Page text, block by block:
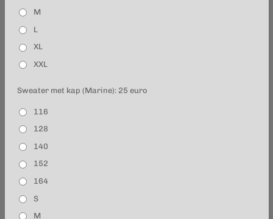
M
L
XL
XXL
Sweater met kap (Marine): 25 euro
116
128
140
152
164
S
M